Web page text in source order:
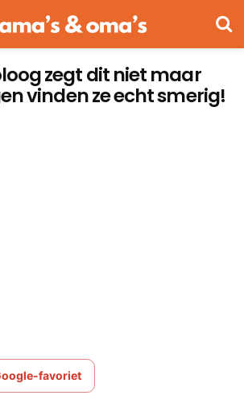
zegt dit niet maar
vinden ze echt smerig!
favoriet